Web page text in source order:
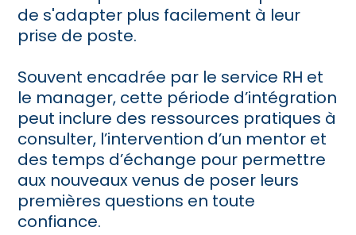
de s'adapter plus facilement à leur
prise de poste.
Souvent encadrée par le service RH et
le manager, cette période d’intégration
peut inclure des ressources pratiques à
consulter, l’intervention d’un mentor et
des temps d’échange pour permettre
aux nouveaux venus de poser leurs
premières questions en toute
confiance.